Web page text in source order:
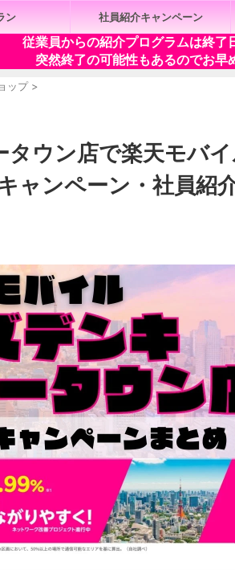
ン 社員紹介キャンペーン
従業員からの紹介プログラムは終了
突然終了の可能性もあるのでお早
ップ >
ウン店で楽天モバ
ャンペーン・社員紹